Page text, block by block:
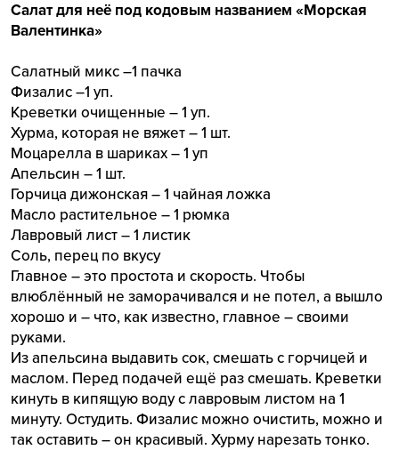
Салат для неё под кодовым названием «Морская
Валентинка»
Салатный микс –1 пачка
Физалис –1 уп.
Креветки очищенные – 1 уп.
Хурма, которая не вяжет – 1 шт.
Моцарелла в шариках – 1 уп
Апельсин – 1 шт.
Горчица дижонская – 1 чайная ложка
Масло растительное – 1 рюмка
Лавровый лист – 1 листик
Соль, перец по вкусу
Главное – это простота и скорость. Чтобы
влюблённый не заморачивался и не потел, а вышло
хорошо и – что, как известно, главное – своими
руками.
Из апельсина выдавить сок, смешать с горчицей и
маслом. Перед подачей ещё раз смешать. Креветки
кинуть в кипящую воду с лавровым листом на 1
минуту. Остудить. Физалис можно очистить, можно и
так оставить – он красивый. Хурму нарезать тонко.